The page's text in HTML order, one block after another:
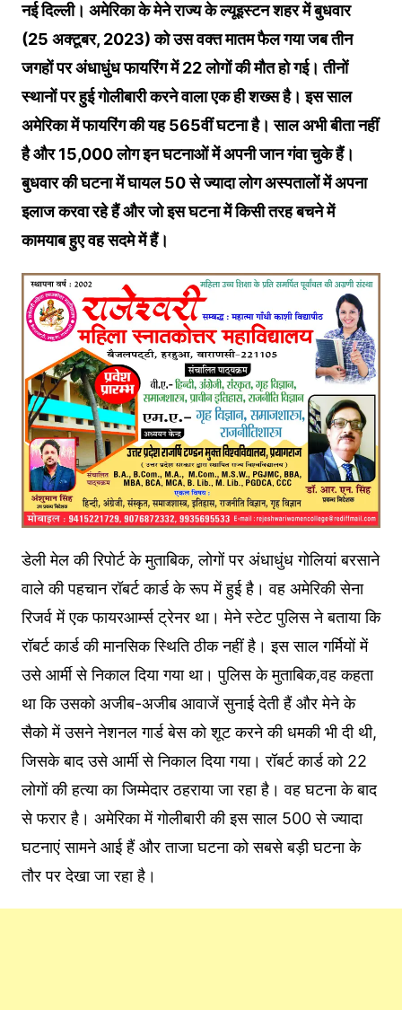
नई दिल्ली। अमेरिका के मेने राज्य के ल्यूइस्टन शहर में बुधवार
(25 अक्टूबर, 2023) को उस वक्त मातम फैल गया जब तीन
जगहों पर अंधाधुंध फायरिंग में 22 लोगों की मौत हो गई। तीनों
स्थानों पर हुई गोलीबारी करने वाला एक ही शख्स है। इस साल
अमेरिका में फायरिंग की यह 565वीं घटना है। साल अभी बीता नहीं
है और 15,000 लोग इन घटनाओं में अपनी जान गंवा चुके हैं।
बुधवार की घटना में घायल 50 से ज्यादा लोग अस्पतालों में अपना
इलाज करवा रहे हैं और जो इस घटना में किसी तरह बचने में
कामयाब हुए वह सदमे में हैं।
डेली मेल की रिपोर्ट के मुताबिक, लोगों पर अंधाधुंध गोलियां बरसाने
वाले की पहचान रॉबर्ट कार्ड के रूप में हुई है। वह अमेरिकी सेना
रिजर्व में एक फायरआर्म्स ट्रेनर था। मेने स्टेट पुलिस ने बताया कि
रॉबर्ट कार्ड की मानसिक स्थिति ठीक नहीं है। इस साल गर्मियों में
उसे आर्मी से निकाल दिया गया था। पुलिस के मुताबिक,वह कहता
था कि उसको अजीब-अजीब आवाजें सुनाई देती हैं और मेने के
सैको में उसने नेशनल गार्ड बेस को शूट करने की धमकी भी दी थी,
जिसके बाद उसे आर्मी से निकाल दिया गया। रॉबर्ट कार्ड को 22
लोगों की हत्या का जिम्मेदार ठहराया जा रहा है। वह घटना के बाद
से फरार है। अमेरिका में गोलीबारी की इस साल 500 से ज्यादा
घटनाएं सामने आई हैं और ताजा घटना को सबसे बड़ी घटना के
तौर पर देखा जा रहा है।